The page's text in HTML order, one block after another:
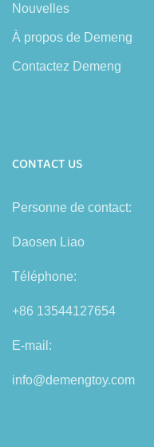
Nouvelles
À propos de Demeng
Contactez Demeng
CONTACT US
Personne de contact:
Daosen Liao
Téléphone:
+86 13544127654
E-mail:
info@demengtoy.com